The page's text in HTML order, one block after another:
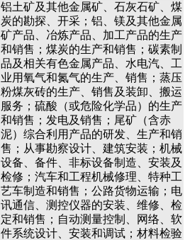
铝土矿及其他金属矿、石灰石矿、煤
炭的勘探、开采；铝、镁及其他金属
矿产品、冶炼产品、加工产品的生产
和销售；煤炭的生产和销售；碳素制
品及相关有色金属产品、水电汽、工
业用氧气和氮气的生产、销售；蒸压
粉煤灰砖的生产、销售及装卸、搬运
服务；硫酸（或危险化学品）的生产
和销售；发电及销售；尾矿（含赤
泥）综合利用产品的研发、生产和销
售；从事勘察设计、建筑安装；机械
设备、备件、非标设备制造、安装及
检修；汽车和工程机械修理、特种工
艺车制造和销售；公路货物运输；电
讯通信、测控仪器的安装、维修、检
定和销售；自动测量控制、网络、软
件系统设计、安装和调试；材料检验